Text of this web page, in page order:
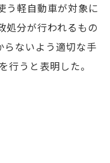
う軽自動車が対象に
処分が行われるもの
らないよう適切な手
行うと表明した。